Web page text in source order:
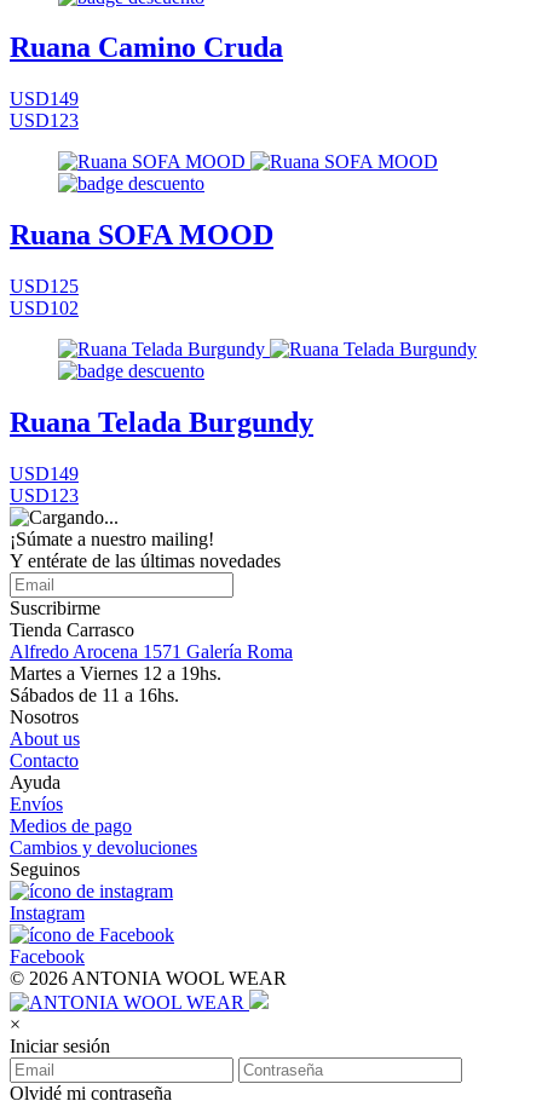
Ruana Camino Cruda
USD149
USD123
Ruana SOFA MOOD
USD125
USD102
Ruana Telada Burgundy
USD149
USD123
¡Súmate a nuestro mailing!
Y entérate de las últimas novedades
Suscribirme
Tienda Carrasco
Alfredo Arocena 1571 Galería Roma
Martes a Viernes 12 a 19hs.
Sábados de 11 a 16hs.
Nosotros
About us
Contacto
Ayuda
Envíos
Medios de pago
Cambios y devoluciones
Seguinos
Instagram
Facebook
© 2026 ANTONIA WOOL WEAR
×
Iniciar sesión
Olvidé mi contraseña